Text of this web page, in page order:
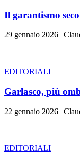
Il garantismo
29 gennaio 2026 |
EDITORIALI
Garlasco, più
22 gennaio 2026 |
EDITORIALI